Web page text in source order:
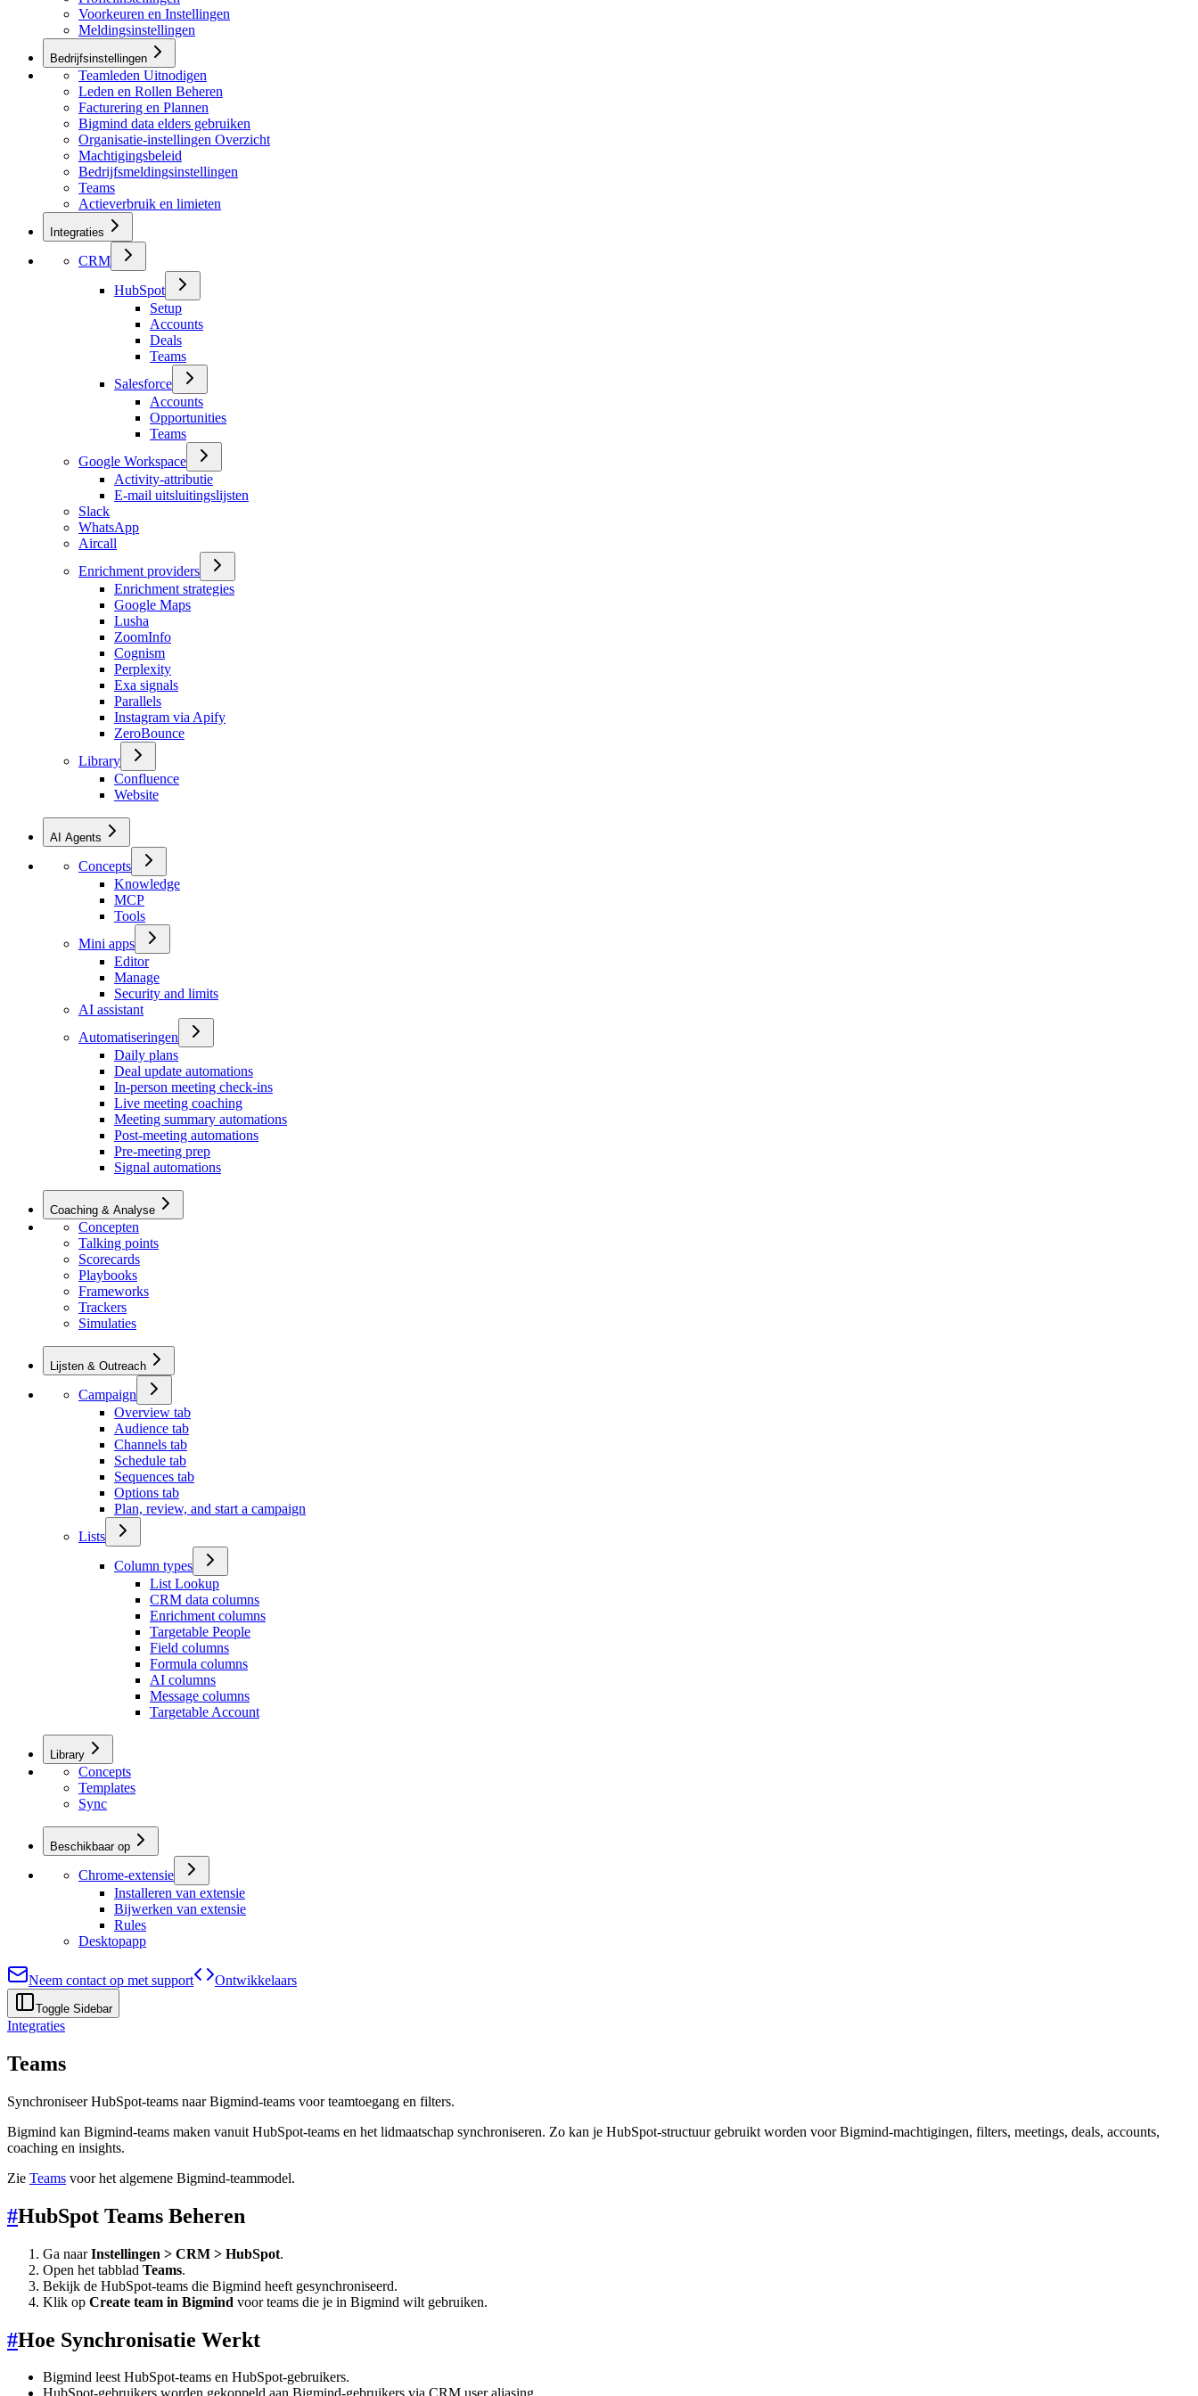
Voorkeuren en Instellingen
Meldingsinstellingen
Bedrijfsinstellingen
Teamleden Uitnodigen
Leden en Rollen Beheren
Facturering en Plannen
Bigmind data elders gebruiken
Organisatie-instellingen Overzicht
Machtigingsbeleid
Bedrijfsmeldingsinstellingen
Teams
Actieverbruik en limieten
Integraties
CRM
HubSpot
Setup
Accounts
Deals
Teams
Salesforce
Accounts
Opportunities
Teams
Google Workspace
Activity-attributie
E-mail uitsluitingslijsten
Slack
WhatsApp
Aircall
Enrichment providers
Enrichment strategies
Google Maps
Lusha
ZoomInfo
Cognism
Perplexity
Exa signals
Parallels
Instagram via Apify
ZeroBounce
Library
Confluence
Website
AI Agents
Concepts
Knowledge
MCP
Tools
Mini apps
Editor
Manage
Security and limits
AI assistant
Automatiseringen
Daily plans
Deal update automations
In-person meeting check-ins
Live meeting coaching
Meeting summary automations
Post-meeting automations
Pre-meeting prep
Signal automations
Coaching & Analyse
Concepten
Talking points
Scorecards
Playbooks
Frameworks
Trackers
Simulaties
Lijsten & Outreach
Campaign
Overview tab
Audience tab
Channels tab
Schedule tab
Sequences tab
Options tab
Plan, review, and start a campaign
Lists
Column types
List Lookup
CRM data columns
Enrichment columns
Targetable People
Field columns
Formula columns
AI columns
Message columns
Targetable Account
Library
Concepts
Templates
Sync
Beschikbaar op
Chrome-extensie
Installeren van extensie
Bijwerken van extensie
Rules
Desktopapp
Neem contact op met support Ontwikkelaars
Toggle Sidebar
Integraties
Teams
Synchroniseer HubSpot-teams naar Bigmind-teams voor teamtoegang en filters.
Bigmind kan Bigmind-teams maken vanuit HubSpot-teams en het lidmaatschap synchroniseren. Zo kan je HubSpot-structuur gebruikt worden voor Bigmind-machtigingen, filters, meetings, deals, accounts,
coaching en insights.
Zie Teams voor het algemene Bigmind-teammodel.
#HubSpot Teams Beheren
Ga naarInstellingen > CRM > HubSpot.
Open het tabblad Teams.
Bekijk de HubSpot-teams die Bigmind heeft gesynchroniseerd.
Klik op Create team in Bigmind voor teams die je in Bigmind wilt gebruiken.
#Hoe Synchronisatie Werkt
Bigmind leest HubSpot-teams en HubSpot-gebruikers.